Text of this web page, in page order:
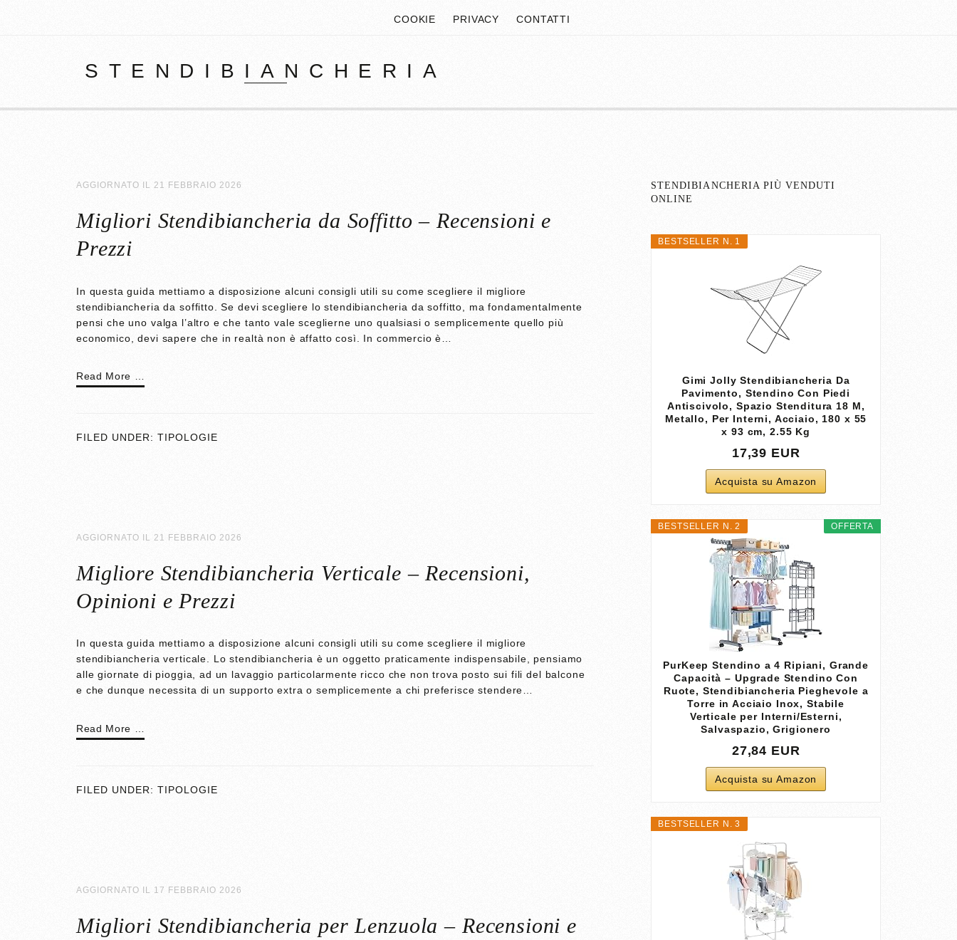
COOKIE PRIVACY CONTATTI
STENDIBIANCHERIA
AGGIORNATO IL 21 FEBBRAIO 2026
Migliori Stendibiancheria da Soffitto – Recensioni e
Prezzi
In questa guida mettiamo a disposizione alcuni consigli utili su come scegliere il migliore
stendibiancheria da soffitto. Se devi scegliere lo stendibiancheria da soffitto, ma fondamentalmente
pensi che uno valga l’altro e che tanto vale sceglierne uno qualsiasi o semplicemente quello più
economico, devi sapere che in realtà non è affatto così. In commercio è…
Read More …
FILED UNDER: TIPOLOGIE
AGGIORNATO IL 21 FEBBRAIO 2026
Migliore Stendibiancheria Verticale – Recensioni,
Opinioni e Prezzi
In questa guida mettiamo a disposizione alcuni consigli utili su come scegliere il migliore
stendibiancheria verticale. Lo stendibiancheria è un oggetto praticamente indispensabile, pensiamo
alle giornate di pioggia, ad un lavaggio particolarmente ricco che non trova posto sui fili del balcone
e che dunque necessita di un supporto extra o semplicemente a chi preferisce stendere…
Read More …
FILED UNDER: TIPOLOGIE
AGGIORNATO IL 17 FEBBRAIO 2026
Migliori Stendibiancheria per Lenzuola – Recensioni e
STENDIBIANCHERIA PIÙ VENDUTI
ONLINE
BESTSELLER N. 1
Gimi Jolly Stendibiancheria Da
Pavimento, Stendino Con Piedi
Antiscivolo, Spazio Stenditura 18 M,
Metallo, Per Interni, Acciaio‎, 180 x 55
x 93 cm, 2.55 Kg
17,39 EUR
Acquista su Amazon
OFFERTA
BESTSELLER N. 2
PurKeep Stendino a 4 Ripiani, Grande
Capacità – Upgrade Stendino Con
Ruote, Stendibiancheria Pieghevole a
Torre in Acciaio Inox, Stabile
Verticale per Interni/Esterni,
Salvaspazio, Grigionero
27,84 EUR
Acquista su Amazon
BESTSELLER N. 3